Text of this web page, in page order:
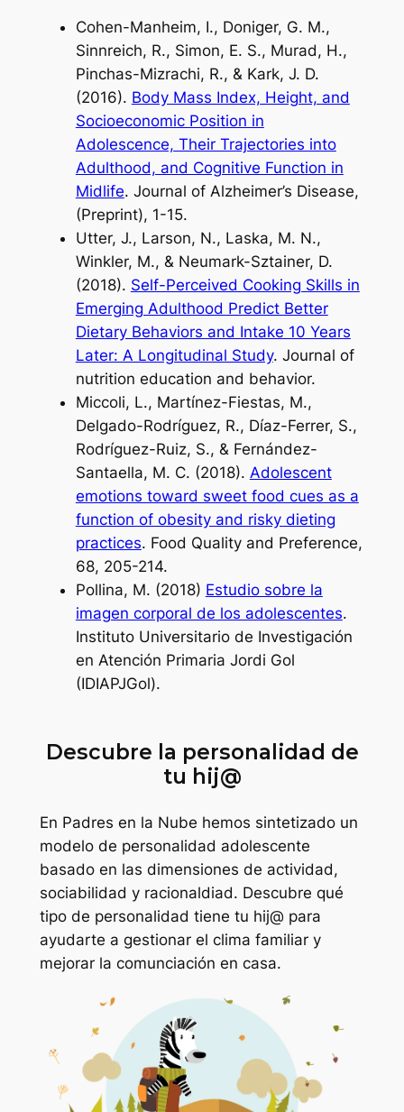
Cohen-Manheim, I., Doniger, G. M.,
Sinnreich, R., Simon, E. S., Murad, H.,
Pinchas-Mizrachi, R., & Kark, J. D.
(2016). Body Mass Index, Height, and
Socioeconomic Position in
Adolescence, Their Trajectories into
Adulthood, and Cognitive Function in
Midlife. Journal of Alzheimer’s Disease,
(Preprint), 1-15.
Utter, J., Larson, N., Laska, M. N.,
Winkler, M., & Neumark-Sztainer, D.
(2018). Self-Perceived Cooking Skills in
Emerging Adulthood Predict Better
Dietary Behaviors and Intake 10 Years
Later: A Longitudinal Study. Journal of
nutrition education and behavior.
Miccoli, L., Martínez-Fiestas, M.,
Delgado-Rodríguez, R., Díaz-Ferrer, S.,
Rodríguez-Ruiz, S., & Fernández-
Santaella, M. C. (2018). Adolescent
emotions toward sweet food cues as a
function of obesity and risky dieting
practices. Food Quality and Preference,
68, 205-214.
Pollina, M. (2018) Estudio sobre la
imagen corporal de los adolescentes.
Instituto Universitario de Investigación
en Atención Primaria Jordi Gol
(IDIAPJGol).
Descubre la personalidad de
tu hij@
En Padres en la Nube hemos sintetizado un
modelo de personalidad adolescente
basado en las dimensiones de actividad,
sociabilidad y racionaldiad. Descubre qué
tipo de personalidad tiene tu hij@ para
ayudarte a gestionar el clima familiar y
mejorar la comunciación en casa.